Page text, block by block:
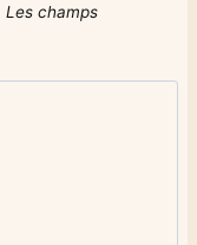
Les champs